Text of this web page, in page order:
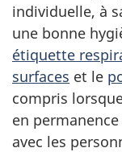
individuelle, à
une bonne
étiquette
surfaces et le
compris
en
avec les